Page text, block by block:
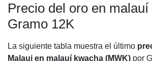
Precio del oro en
Gramo 12K
La siguiente tabla muestra el último
Malaui en malauí kwacha (MWK) por